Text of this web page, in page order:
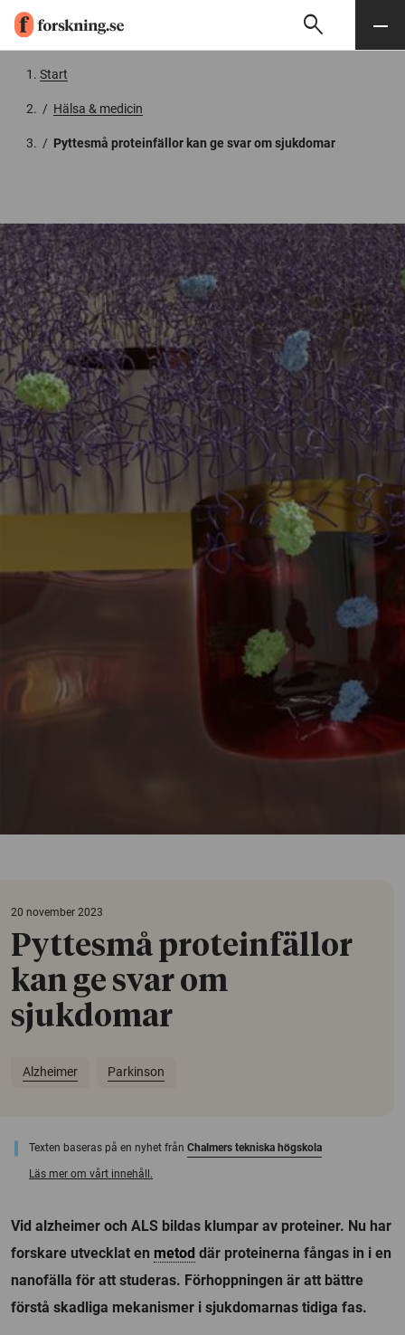
Söksearch Meny
Start
/ Hälsa & medicin
/ Pyttesmå proteinfällor kan ge svar om sjukdomar
20 november 2023
Pyttesmå proteinfällor
kan ge svar om
sjukdomar
Alzheimer Parkinson
Texten baseras på en nyhet från Chalmers tekniska högskola
Läs mer om vårt innehåll.
Vid alzheimer och ALS bildas klumpar av proteiner. Nu har
forskare utvecklat en metod där proteinerna fångas in i en
nanofälla för att studeras. Förhoppningen är att bättre
förstå skadliga mekanismer i sjukdomarnas tidiga fas.